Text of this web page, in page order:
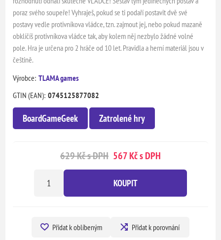
poraz svého soupeře! Vyhraješ, pokud se ti podaří postavit dvě své
postavy vedle protivníkova vládce, tzn. zajmout jej, nebo pokud mazaně
obklíčíš protivníkova vládce tak, aby kolem něj nezbylo žádné volné
pole. Hra je určena pro 2 hráče od 10 let. Pravidla a herní materiál jsou v
češtině.
Výrobce: TLAMA games
GTIN (EAN): 0745125877082
BoardGameGeek Zatrolené hry
629 Kč s DPH 567 Kč s DPH
KOUPIT
Přidat k oblíbeným Přidat k porovnání